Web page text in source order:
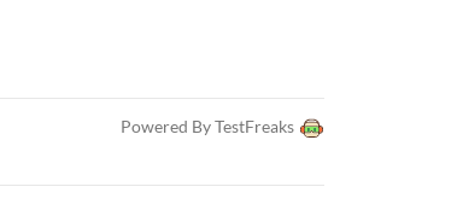
Powered By TestFreaks